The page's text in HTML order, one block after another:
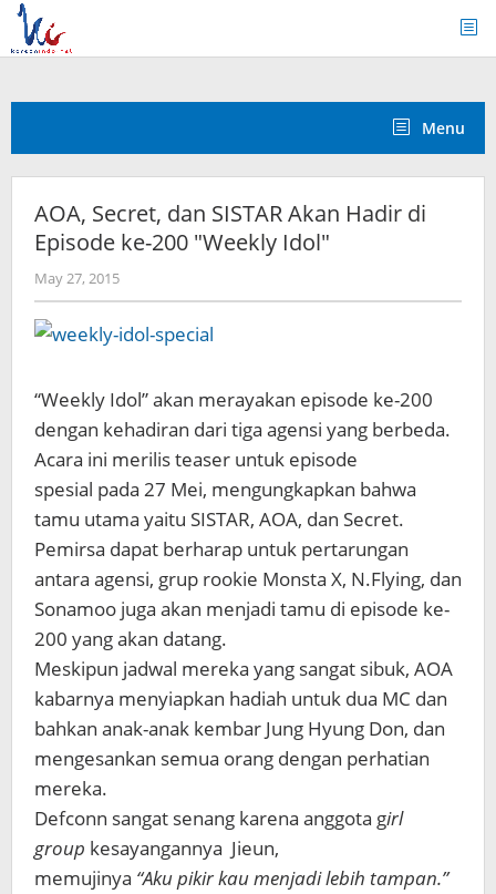
Skip
content
Menu
AOA, Secret, dan SISTAR Akan Hadir di
Episode ke-200 "Weekly Idol"
May 27, 2015by
Koreanindo
“Weekly Idol” akan merayakan episode ke-200
dengan kehadiran dari tiga agensi yang berbeda.
Acara ini merilis teaser untuk episode
spesial pada 27 Mei, mengungkapkan bahwa
tamu utama yaitu SISTAR, AOA, dan Secret.
Pemirsa dapat berharap untuk pertarungan
antara agensi, grup rookie Monsta X, N.Flying, dan
Sonamoo juga akan menjadi tamu di episode ke-
200 yang akan datang.
Meskipun jadwal mereka yang sangat sibuk, AOA
kabarnya menyiapkan hadiah untuk dua MC dan
bahkan anak-anak kembar Jung Hyung Don, dan
mengesankan semua orang dengan perhatian
mereka.
Defconn sangat senang karena anggota girl
group kesayangannya Jieun,
memujinya “Aku pikir kau menjadi lebih tampan.”